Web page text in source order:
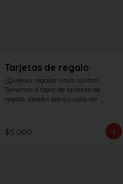
Tarjetas de regalo
¿Quieres regalar unos rollitos?
Tenemos 6 tipos de tarjetas de
regalo, ideales para cualquier
$5.000